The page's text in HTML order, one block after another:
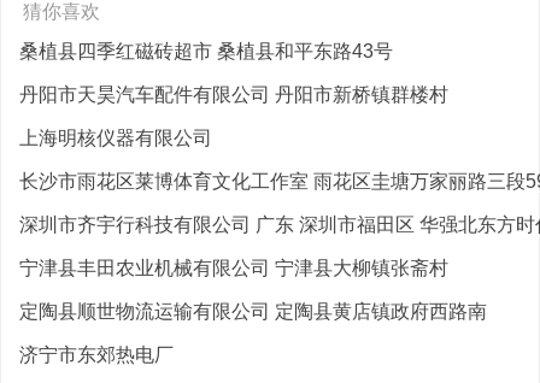
猜你喜欢
桑植县四季红磁砖超市 桑植县和平东路43号
丹阳市天昊汽车配件有限公司 丹阳市新桥镇群楼村
上海明核仪器有限公司
长沙市雨花区莱博体育文化工作室 雨花区圭塘万家丽路三段
深圳市齐宇行科技有限公司 广东 深圳市福田区 华强北东方时
宁津县丰田农业机械有限公司 宁津县大柳镇张斋村
定陶县顺世物流运输有限公司 定陶县黄店镇政府西路南
济宁市东郊热电厂